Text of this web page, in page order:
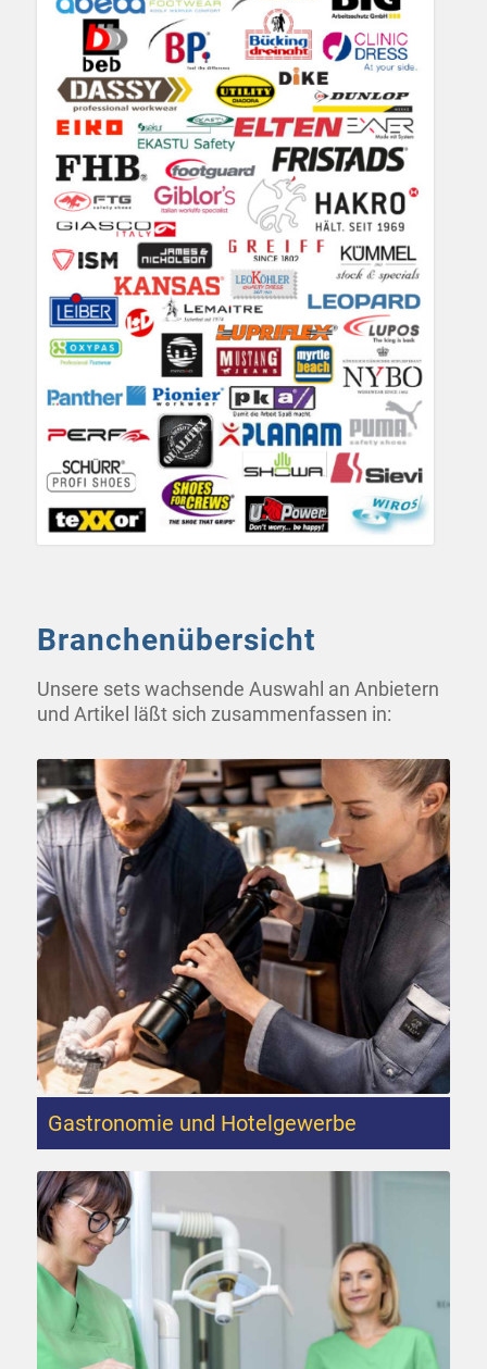
Branchenübersicht
Unsere sets wachsende Auswahl an Anbietern
und Artikel läßt sich zusammenfassen in:
Gastronomie und Hotelgewerbe